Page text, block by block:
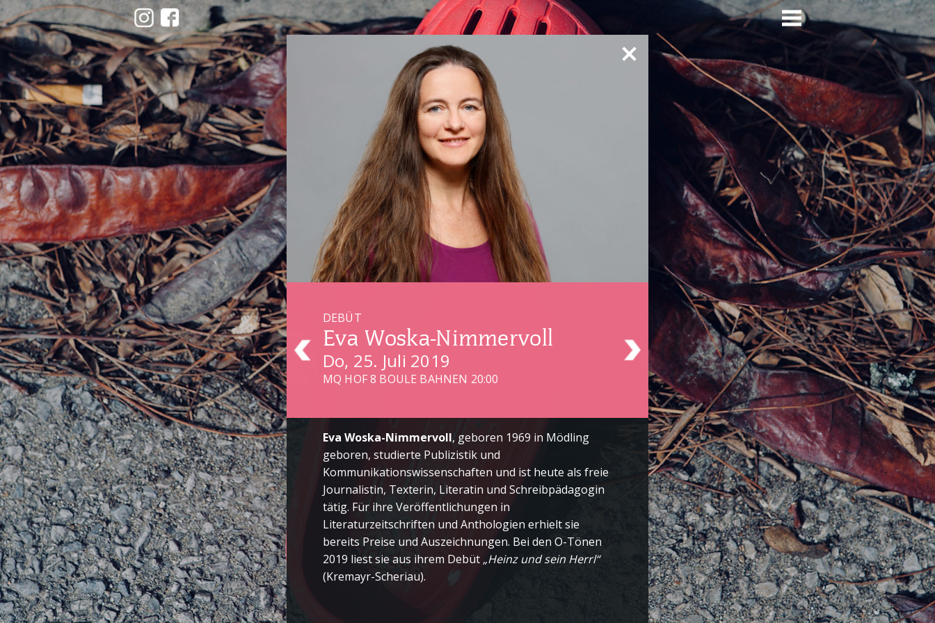
DEBÜT
Eva Woska-Nimmervoll
Do, 25. Juli 2019
MQ HOF 8 BOULE BAHNEN 20:00
Eva Woska-Nimmervoll, geboren 1969 in Mödling
geboren, studierte Publizistik und
Kommunikationswissenschaften und ist heute als freie
Journalistin, Texterin, Literatin und Schreibpädagogin
tätig. Für ihre Veröffentlichungen in
Literaturzeitschriften und Anthologien erhielt sie
bereits Preise und Auszeichnungen. Bei den O-Tönen
2019 liest sie aus ihrem Debüt „Heinz und sein Herrl“
(Kremayr-Scheriau).